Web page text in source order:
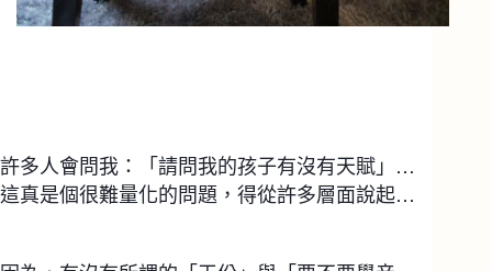
許多人會問我：「請問我的孩子有沒有天賦」…
這真是個很難量化的問題，得從許多層面說起…